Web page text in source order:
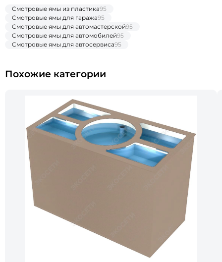
Смотровые ямы из пластика95
Смотровые ямы для гаража95
Смотровые ямы для автомастерской95
Смотровые ямы для автомобилей95
Смотровые ямы для автосервиса95
Похожие категории